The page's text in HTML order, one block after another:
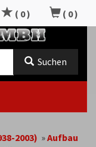
( 0) ( 0)
Suchen
2003) »Aufbau